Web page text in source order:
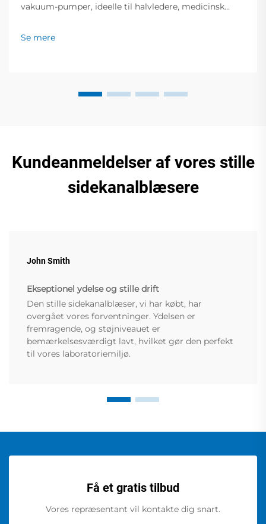
vakuum-pumper, ideelle til halvledere, medicinsk
Se mere
Kundeanmeldelser af vores stille
sidekanalblæsere
John Smith
Ekseptionel ydelse og stille drift
Den stille sidekanalblæser, vi har købt, har
overgået vores forventninger. Ydelsen er
fremragende, og støjniveauet er
bemærkelsesværdigt lavt, hvilket gør den perfekt
til vores laboratoriemiljø.
Få et gratis tilbud
Vores repræsentant vil kontakte dig snart.